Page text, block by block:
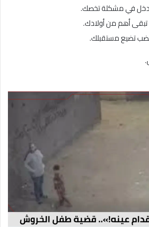
في مشكلة تخصك.
أهم من أولادك.
تضيع مستقبلك.